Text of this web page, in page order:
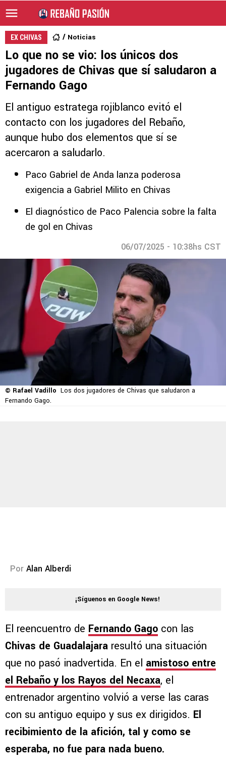
EX CHIVAS Noticias
Lo que no se vio: los únicos dos
jugadores de Chivas que sí saludaron a
Fernando Gago
El antiguo estratega rojiblanco evitó el
contacto con los jugadores del Rebaño,
aunque hubo dos elementos que sí se
acercaron a saludarlo.
Paco Gabriel de Anda lanza poderosa
exigencia a Gabriel Milito en Chivas
El diagnóstico de Paco Palencia sobre la falta
de gol en Chivas
06/07/2025 - 10:38hs CST
© Rafael Vadillo Los dos jugadores de Chivas que saludaron a
Fernando Gago.
Por Alan Alberdi
¡Síguenos en Google News!
El reencuentro de Fernando Gago con las
Chivas de Guadalajara resultó una situación
que no pasó inadvertida. En el amistoso entre
el Rebaño y los Rayos del Necaxa, el
entrenador argentino volvió a verse las caras
con su antiguo equipo y sus ex dirigidos. El
recibimiento de la afición, tal y como se
esperaba, no fue para nada bueno.